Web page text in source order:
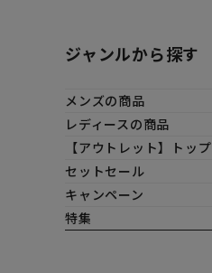
ジャンルから探す
メンズの商品
レディースの商品
【アウトレット】トップ
セットセール
キャンペーン
特集